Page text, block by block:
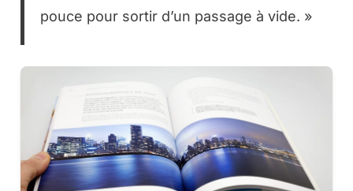
pouce pour sortir d’un passage à vide. »